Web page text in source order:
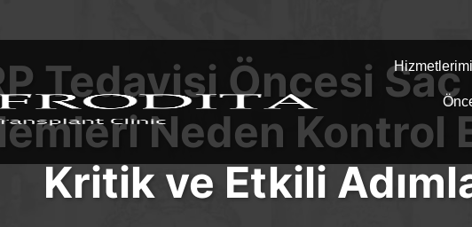
Tedavisi Öncesi
Neden Kontrol
Kritik ve Etkili